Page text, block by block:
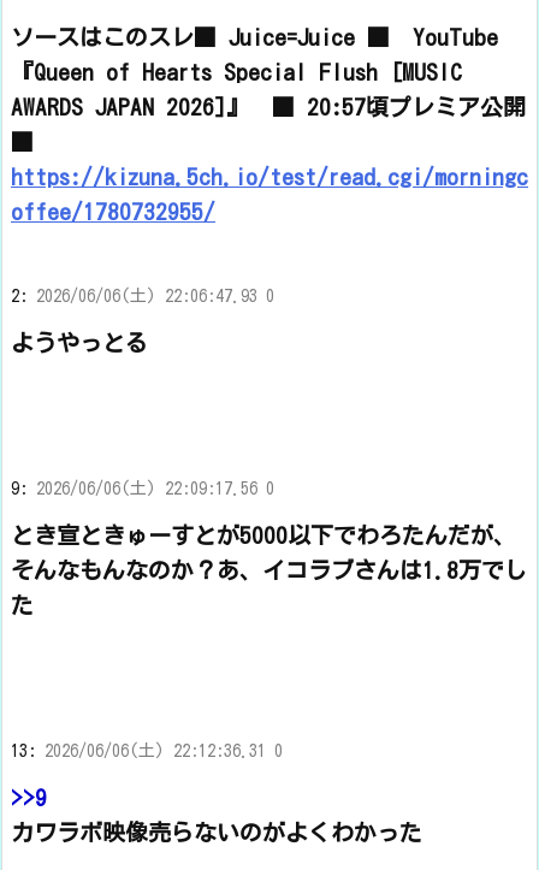
ソースはこのスレ■ Juice=Juice ■ YouTube
『Queen of Hearts Special Flush [MUSIC
AWARDS JAPAN 2026]』 ■ 20:57頃プレミア公開
https://kizuna.5ch.io/test/read.cgi/morningc
offee/1780732955/
2: 2026/06/06(土) 22:06:47.93 0
ようやっとる
9: 2026/06/06(土) 22:09:17.56 0
とき宣ときゅーすとが5000以下でわろたんだが、
そんなもんなのか？あ、イコラブさんは1.8万でし
た
13: 2026/06/06(土) 22:12:36.31 0
>>9
カワラボ映像売らないのがよくわかった